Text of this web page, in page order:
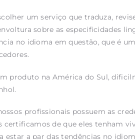
um serviço que traduza,
sobre as especificidades
no idioma em questão, que é
produto na América do Sul,
profissionais possuem as
certificamos de que eles tenham
estar a par das tendências no